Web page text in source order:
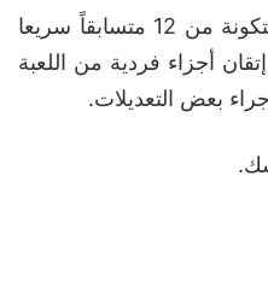
استغرقت هذه المجموعة المتكونة من 12 متسابقاً سريعا
أجل إتقان أجزاء فردية من اللعبة
بعض التعديلات.